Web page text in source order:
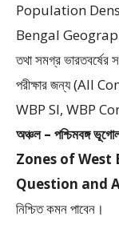
Population
Bengal
তথা সমগ্র ভারতবর্ষের
পরীক্ষার জন্য (All
WBP SI, WBP
অঞ্চল –
Zones of West
Question and
নিশ্চিত কমন পাবেন।